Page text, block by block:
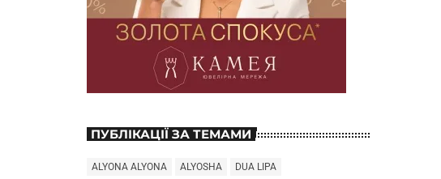
ПУБЛІКАЦІЇ ЗА ТЕМАМИ
ALYONA ALYONA ALYOSHA
DUA LIPA